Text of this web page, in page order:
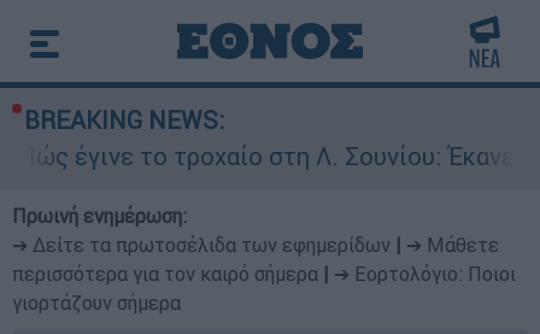
BREAKING NEWS:
τροχαίο στη Λ. Σουνίου: Έκανε αναστροφή
Πρωινή ενημέρωση:
➔ Δείτε τα πρωτοσέλιδα των εφημερίδων
➔ Μάθετε
περισσότερα για τον καιρό σήμερα
➔ Εορτολόγιο: Ποιοι
γιορτάζουν σήμερα